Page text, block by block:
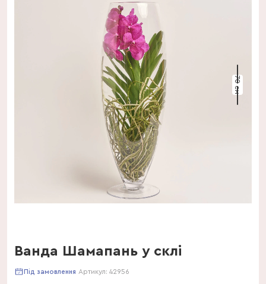
70 см
Ванда Шамапань у склі
Під замовлення Артикул: 42956